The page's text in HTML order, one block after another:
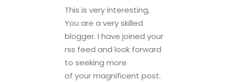
This is very interesting,
You are a very skilled
blogger. I have joined your
rss feed and look forward
to seeking more
of your magnificent post.